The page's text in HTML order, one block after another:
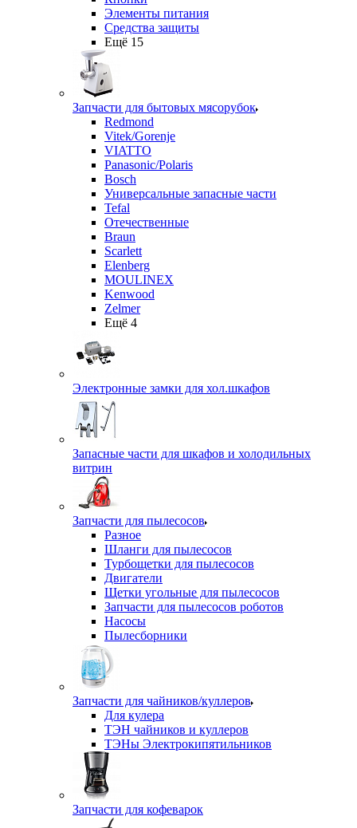
Элементы питания
Средства защиты
Ещё 15
Запчасти для бытовых мясорубок
Redmond
Vitek/Gorenje
VIATTO
Panasonic/Polaris
Bosch
Универсальные запасные части
Tefal
Отечественные
Braun
Scarlett
Elenberg
MOULINEX
Kenwood
Zelmer
Ещё 4
Электронные замки для хол.шкафов
Запасные части для шкафов и холодильных
витрин
Запчасти для пылесосов
Разное
Шланги для пылесосов
Турбощетки для пылесосов
Двигатели
Щетки угольные для пылесосов
Запчасти для пылесосов роботов
Насосы
Пылесборники
Запчасти для чайников/куллеров
Для кулера
ТЭН чайников и куллеров
ТЭНы Электрокипятильников
Запчасти для кофеварок